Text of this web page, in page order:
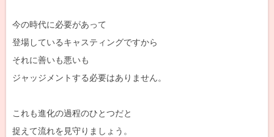
今の時代に必要があって
登場しているキャスティングですから
それに善いも悪いも
ジャッジメントする必要はありません。
これも進化の過程のひとつだと
捉えて流れを見守りましょう。